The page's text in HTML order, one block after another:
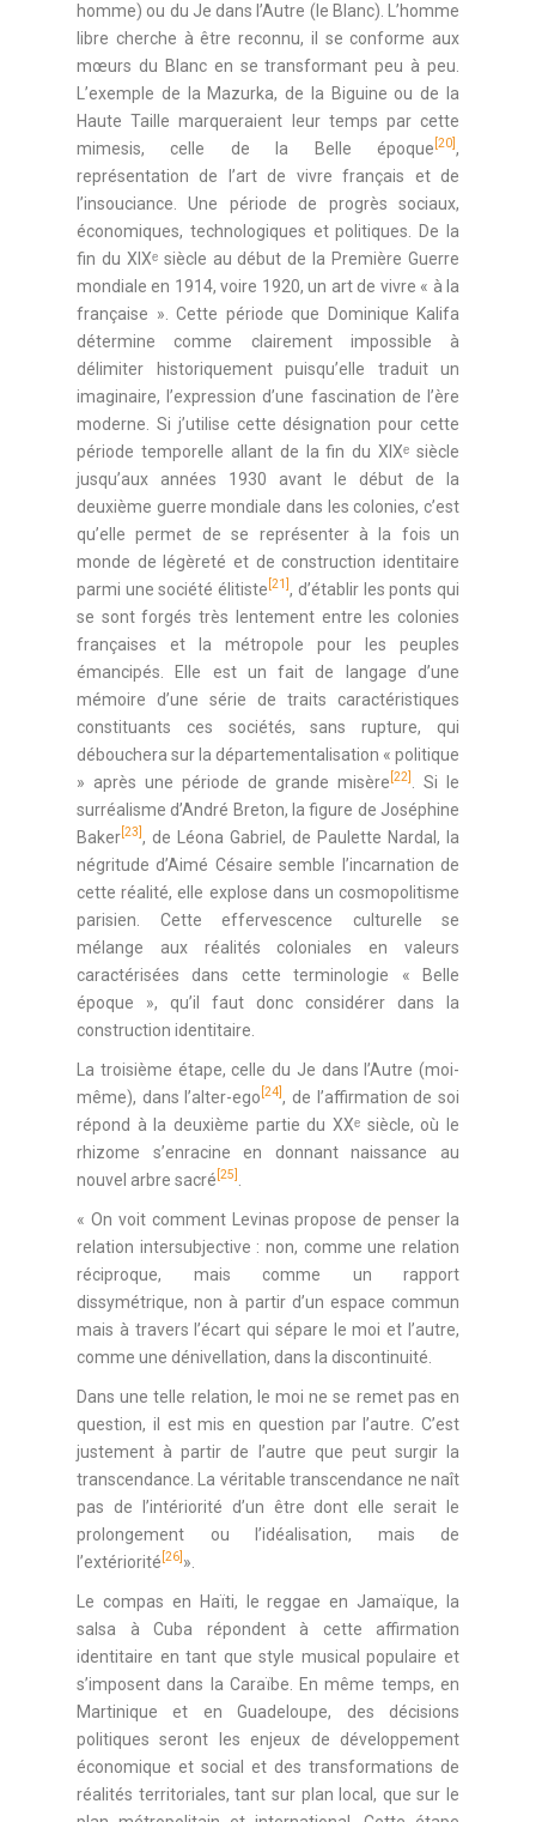
homme) ou du Je dans l’Autre (le Blanc). L’homme
libre cherche à être reconnu, il se conforme aux
mœurs du Blanc en se transformant peu à peu.
L’exemple de la Mazurka, de la Biguine ou de la
Haute Taille marqueraient leur temps par cette
mimesis, celle de la Belle époque [20] ,
représentation de l’art de vivre français et de
l’insouciance. Une période de progrès sociaux,
économiques, technologiques et politiques. De la
fin du XIXᵉ siècle au début de la Première Guerre
mondiale en 1914, voire 1920, un art de vivre « à la
française ». Cette période que Dominique Kalifa
détermine comme clairement impossible à
délimiter historiquement puisqu’elle traduit un
imaginaire, l’expression d’une fascination de l’ère
moderne. Si j’utilise cette désignation pour cette
période temporelle allant de la fin du XIXᵉ siècle
jusqu’aux années 1930 avant le début de la
deuxième guerre mondiale dans les colonies, c’est
qu’elle permet de se représenter à la fois un
monde de légèreté et de construction identitaire
parmi une société élitiste [21] , d’établir les ponts qui
se sont forgés très lentement entre les colonies
françaises et la métropole pour les peuples
émancipés. Elle est un fait de langage d’une
mémoire d’une série de traits caractéristiques
constituants ces sociétés, sans rupture, qui
débouchera sur la départementalisation « politique
» après une période de grande misère [22]
. Si le
surréalisme d’André Breton, la figure de Joséphine
Baker [23] , de Léona Gabriel, de Paulette Nardal, la
négritude d’Aimé Césaire semble l’incarnation de
cette réalité, elle explose dans un cosmopolitisme
parisien. Cette effervescence culturelle se
mélange aux réalités coloniales en valeurs
caractérisées dans cette terminologie « Belle
époque », qu’il faut donc considérer dans la
construction identitaire.
La troisième étape, celle du Je dans l’Autre (moi-
même), dans l’alter-ego [24] , de l’affirmation de soi
répond à la deuxième partie du XXᵉ siècle, où le
rhizome s’enracine en donnant naissance au
nouvel arbre sacré [25]
« On voit comment Levinas propose de penser la
relation intersubjective : non, comme une relation
réciproque, mais comme un rapport
dissymétrique, non à partir d’un espace commun
mais à travers l’écart qui sépare le moi et l’autre,
comme une dénivellation, dans la discontinuité.
Dans une telle relation, le moi ne se remet pas en
question, il est mis en question par l’autre. C’est
justement à partir de l’autre que peut surgir la
transcendance. La véritable transcendance ne naît
pas de l’intériorité d’un être dont elle serait le
prolongement ou l’idéalisation, mais de
l’extériorité [26] ».
Le compas en Haïti, le reggae en Jamaïque, la
salsa à Cuba répondent à cette affirmation
identitaire en tant que style musical populaire et
s’imposent dans la Caraïbe. En même temps, en
Martinique et en Guadeloupe, des décisions
politiques seront les enjeux de développement
économique et social et des transformations de
réalités territoriales, tant sur plan local, que sur le